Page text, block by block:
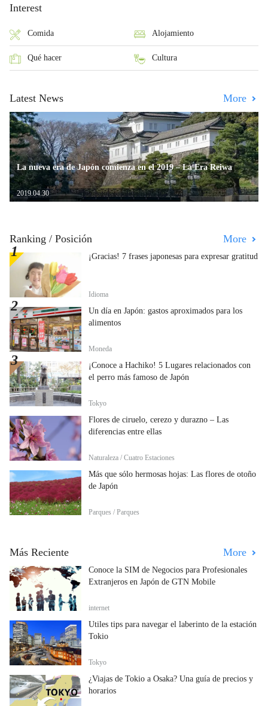
Interest
Comida Alojamiento
Qué hacer Cultura
Latest News More
La nueva era de Japón comienza en el 2019 – La Era Reiwa
2019.04.30
Ranking / Posición More
¡Gracias! 7 frases japonesas para expresar gratitud
Idioma
Un día en Japón: gastos aproximados para los
alimentos
Moneda
¡Conoce a Hachiko! 5 Lugares relacionados con
el perro más famoso de Japón
Tokyo
Flores de ciruelo, cerezo y durazno – Las
diferencias entre ellas
Naturaleza / Cuatro Estaciones
Más que sólo hermosas hojas: Las flores de otoño
de Japón
Parques / Parques
Más Reciente More
Conoce la SIM de Negocios para Profesionales
Extranjeros en Japón de GTN Mobile
internet
Útiles tips para navegar el laberinto de la estación
Tokio
Tokyo
¿Viajas de Tokio a Osaka? Una guía de precios y
horarios